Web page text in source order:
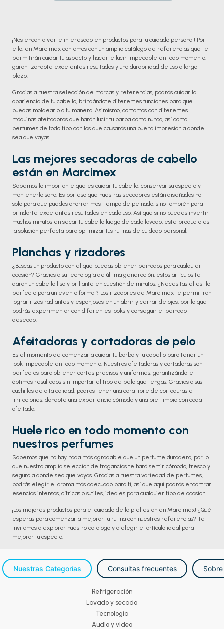
¡Nos encanta verte interesado en productos para tu cuidado personal! Por
ello, en Marcimex contamos con un amplio catálogo de referencias que te
permitirán cuidar tu aspecto y hacerte lucir impecable en todo momento,
garantizándote excelentes resultados y una durabilidad de uso a largo
plazo.
Gracias a nuestra selección de marcas y referencias, podrás cuidar la
apariencia de tu cabello, brindándote diferentes funciones para que
puedas moldearlo a tu manera. Asimismo, contamos con diferentes
máquinas afeitadoras que harán lucir tu barba como nunca, así como
perfumes de todo tipo con los que causarás una buena impresión a donde
sea que vayas.
Las mejores secadoras de cabello
están en Marcimex
Sabemos lo importante que es cuidar tu cabello, conservar su aspecto y
mantenerlo sano. Es por eso que nuestras secadoras están diseñadas no
solo para que puedas ahorrar más tiempo de peinado, sino también para
brindarte excelentes resultados en cada uso. Así que si no puedes invertir
muchos minutos en secar tu cabello luego de cada lavado, este producto es
la solución perfecta para optimizar tus rutinas de cuidado personal.
Planchas y rizadores
¿Buscas un producto con el que puedas obtener peinados para cualquier
ocasión? Gracias a su tecnología de última generación, estos artículos te
darán un cabello liso y brillante en cuestión de minutos. ¿Necesitas el estilo
perfecto para un evento formal? Los rizadores de Marcimex te permitirán
lograr rizos radiantes y esponjosos en un abrir y cerrar de ojos, por lo que
podrás experimentar con diferentes looks y conseguir el peinado
deseado.
Afeitadoras y cortadoras de pelo
Es el momento de comenzar a cuidar tu barba y tu cabello para tener un
look impecable en todo momento. Nuestras afeitadoras y cortadoras son
perfectas para obtener cortes precisos y uniformes, garantizándote
óptimos resultados sin importar el tipo de pelo que tengas. Gracias a sus
cuchillas de alta calidad, podrás tener una cara libre de cortaduras e
irritaciones, dándote una experiencia cómoda y una piel limpia con cada
afeitada.
Huele rico en todo momento con
nuestros perfumes
Sabemos que no hay nada más agradable que un perfume duradero, por lo
que nuestra amplia selección de fragancias te hará sentir cómodo, fresco y
seguro a donde sea que vayas. Gracias a nuestra variedad de perfumes,
podrás elegir el aroma más adecuado para ti, así que aquí podrás encontrar
esencias intensas, cítricas o sutiles, ideales para cualquier tipo de ocasión.
¡Los mejores productos para el cuidado de la piel están en Marcimex! ¿Qué
esperas para comenzar a mejorar tu rutina con nuestras referencias? Te
invitamos a explorar nuestro catálogo y a elegir el artículo ideal para
mejorar tu aspecto.
Nuestras Categorías Consultas frecuentes
Refrigeración
Lavado y secado
Tecnología
Audio y video